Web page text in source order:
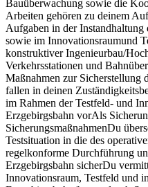
Bauüberwachung sowie die
Arbeiten gehören zu deinem
Aufgaben in der Instandhaltung
sowie im Innovationsraumund
konstruktiver Ingenieurbau/
Verkehrsstationen und
Maßnahmen zur Sicherstellung
fallen in deinen
im Rahmen der Testfeld- und
Erzgebirgsbahn vorAls
SicherungsmaßnahmenDu
Testsituation in die des
regelkonforme Durchführung
Erzgebirgsbahn sicherDu
Innovationsraum, Testfeld und